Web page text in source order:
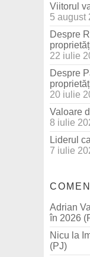
Viitorul
5 august
Despre
22 iulie
Despre
20 iulie
Valoare
8 iulie
Liderul
7 iulie
Adrian
în 2026
Nicu la
(PJ)